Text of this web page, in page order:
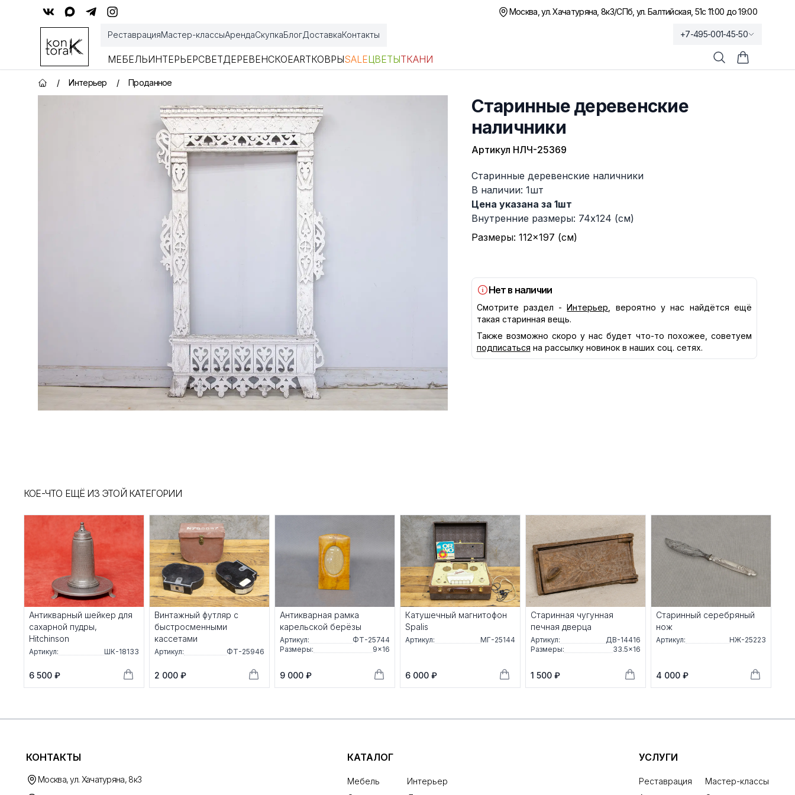
Москва, ул. Хачатуряна, 8к3/СПб, ул. Балтийская, 51с 11:00 до 19:00
РеставрацияМастер-классыАрендаСкупкаБлогДоставкаКонтакты
МЕБЕЛЬИНТЕРЬЕРСВЕТДЕРЕВЕНСКОЕARTКОВРЫSALEЦВЕТЫТКАНИ
+7-495-001-45-50
ПоискКорзина
Главная страница
/ Интерьер / Проданное
Старинные деревенские
наличники
Артикул НЛЧ-25369
Описание
Старинные деревенские наличники
В наличии: 1шт
Цена указана за 1шт
Внутренние размеры: 74х124 (см)
Размеры: 112×197 (см)
Нет в наличии
Смотрите раздел - Интерьер , вероятно у нас найдётся ещё
такая старинная вещь.
Также возможно скоро у нас будет что-то похожее, советуем
подписаться на рассылку новинок в наших соц. сетях.
КОЕ-ЧТО ЕЩЁ ИЗ ЭТОЙ КАТЕГОРИИ
Антикварный шейкер для
сахарной пудры,
Hitchinson
Артикул: ШК-18133
6 500 ₽
Винтажный футляр с
быстросменными
кассетами
Артикул: ФТ-25946
2 000 ₽
Антикварная рамка
карельской берёзы
Артикул:
ФТ-25744
Размеры:
9×16
9 000 ₽
Катушечный магнитофон
Spalis
Артикул: МГ-25144
6 000 ₽
Старинная чугунная
печная дверца
Артикул:
ДВ-14416
Размеры:
33.5×16
1 500 ₽
Старинный серебряный
нож
Артикул: НЖ-25223
4 000 ₽
КОНТАКТЫ
Москва, ул. Хачатуряна, 8к3
КАТАЛОГ
Мебель
Интерьер
УСЛУГИ
Реставрация
Мастер-классы